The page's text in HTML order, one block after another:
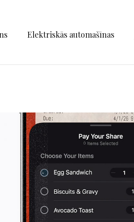
Elektriskās automašīnas